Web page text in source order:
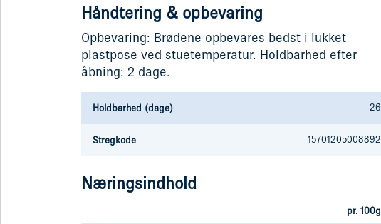
Håndtering & opbevaring
Opbevaring: Brødene opbevares bedst i lukket
plastpose ved stuetemperatur. Holdbarhed efter
åbning: 2 dage.
Holdbarhed (dage) 26
Stregkode 15701205008892
Næringsindhold
pr. 100g